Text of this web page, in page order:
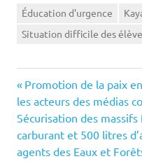
Éducation d'urgence
Situation difficile des
Navigation
de
l’article
Previous
Post:
Promotion de la paix
les acteurs des médias
Next
Post:
‎Sécurisation des
carburant et 500 litres
agents des Eaux et